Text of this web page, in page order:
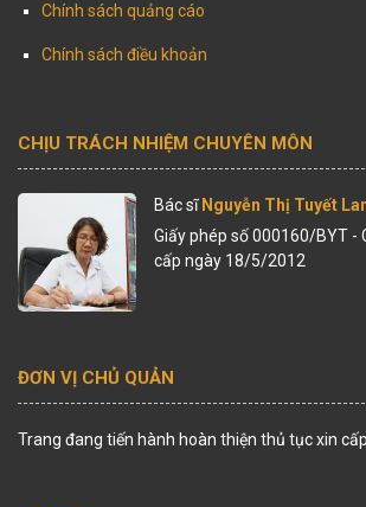
Chính sách quảng cáo
Chính sách điều khoản
CHỊU TRÁCH NHIỆM CHUYÊN MÔN
Bác sĩ Nguyễn Thị Tuyết
Giấy phép số 000160/BYT -
cấp ngày 18/5/2012
ĐƠN VỊ CHỦ QUẢN
Trang đang tiến hành hoàn thiện thủ tục xin